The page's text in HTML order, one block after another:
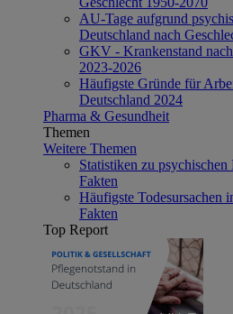
AU-Tage aufgrund
Deutschland nach
GKV - Krankenstand
2023-2026
Häufigste Gründe für
Deutschland 2024
Pharma & Gesundheit
Themen
Weitere Themen
Statistiken zu
Fakten
Häufigste Todesursachen
Fakten
Top Report